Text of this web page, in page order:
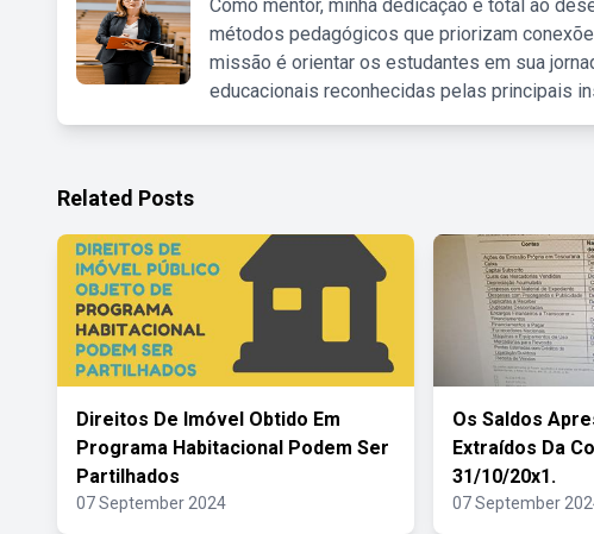
Como mentor, minha dedicação é total ao
métodos pedagógicos que priorizam
missão é orientar os estudantes em sua
educacionais reconhecidas pelas principais
Related Posts
Direitos De Imóvel Obtido Em
Programa Habitacional Podem Ser
Partilhados
07 September 2024
Os Saldos
Extraídos Da
31/10/20x1.
07 September